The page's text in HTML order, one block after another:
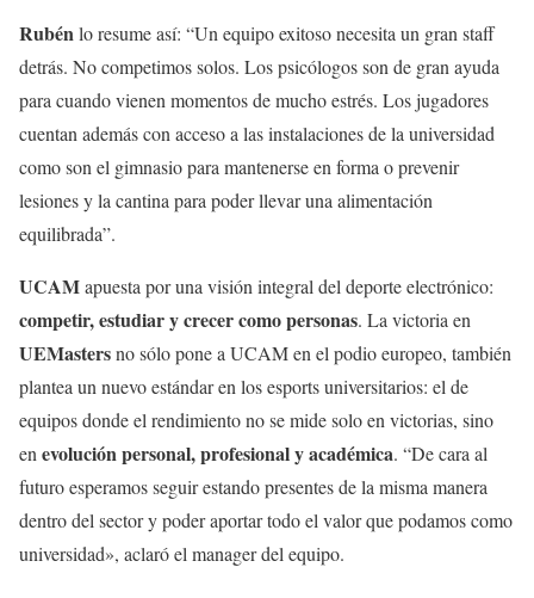
Rubénlo resume así: “Un equipo exitoso necesita un gran staff
detrás. No competimos solos. Los psicólogos son de gran ayuda
para cuando vienen momentos de mucho estrés. Los jugadores
cuentan además con acceso a las instalaciones de la universidad
como son el gimnasio para mantenerse en forma o prevenir
lesiones y la cantina para poder llevar una alimentación
equilibrada”.
UCAMapuesta por una visión integral del deporte electrónico:
competir, estudiar y crecer como personas. La victoria en
UEMastersno sólo pone a UCAM en el podio europeo, también
plantea un nuevo estándar en los esports universitarios: el de
equipos donde el rendimiento no se mide solo en victorias, sino
en evolución personal, profesional y académica. “De cara al
futuro esperamos seguir estando presentes de la misma manera
dentro del sector y poder aportar todo el valor que podamos como
universidad», aclaróel manager del equipo.